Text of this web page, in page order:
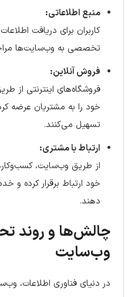
منبع اطلاعاتی:
کاربران برای دریافت
تخصصی به وب‌سایت‌ها
فروش آنلاین:
فروشگاه‌های اینترنتی از
خود را به مشتریان عرضه
تسهیل می‌کنند.
ارتباط با مشتری:
از طریق وب‌سایت،
خود ارتباط برقرار کرده و
دهند.
چالش‌ها و روند
وب‌سایت
در دنیای فناوری اطلاعات،